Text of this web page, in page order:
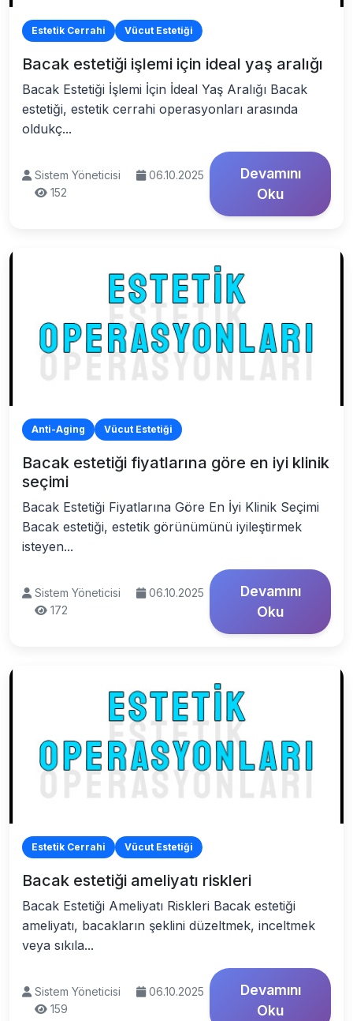
Estetik Cerrahi Vücut Estetiği
Bacak estetiği işlemi için ideal yaş aralığı
Bacak Estetiği İşlemi İçin İdeal Yaş Aralığı Bacak
estetiği, estetik cerrahi operasyonları arasında
oldukç...
Sistem Yöneticisi
06.10.2025
152
Devamını
Oku
Anti-Aging Vücut Estetiği
Bacak estetiği fiyatlarına göre en iyi klinik
seçimi
Bacak Estetiği Fiyatlarına Göre En İyi Klinik Seçimi
Bacak estetiği, estetik görünümünü iyileştirmek
isteyen...
Sistem Yöneticisi
06.10.2025
172
Devamını
Oku
Estetik Cerrahi Vücut Estetiği
Bacak estetiği ameliyatı riskleri
Bacak Estetiği Ameliyatı Riskleri Bacak estetiği
ameliyatı, bacakların şeklini düzeltmek, inceltmek
veya sıkıla...
Sistem Yöneticisi
06.10.2025
159
Devamını
Oku